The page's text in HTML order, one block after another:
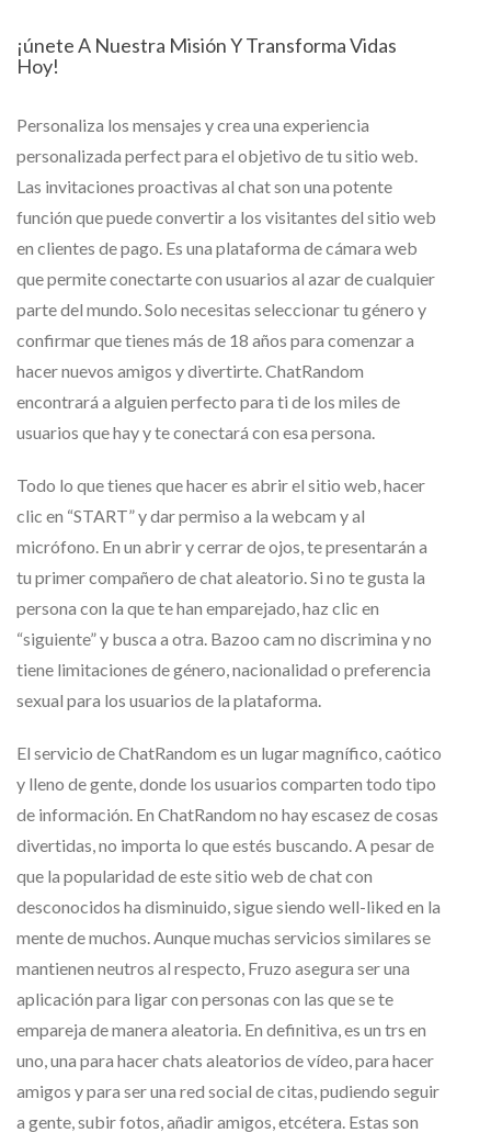
¡únete A Nuestra Misión Y Transforma Vidas
Hoy!
Personaliza los mensajes y crea una experiencia
personalizada perfect para el objetivo de tu sitio web.
Las invitaciones proactivas al chat son una potente
función que puede convertir a los visitantes del sitio web
en clientes de pago. Es una plataforma de cámara web
que permite conectarte con usuarios al azar de cualquier
parte del mundo. Solo necesitas seleccionar tu género y
confirmar que tienes más de 18 años para comenzar a
hacer nuevos amigos y divertirte. ChatRandom
encontrará a alguien perfecto para ti de los miles de
usuarios que hay y te conectará con esa persona.
Todo lo que tienes que hacer es abrir el sitio web, hacer
clic en “START” y dar permiso a la webcam y al
micrófono. En un abrir y cerrar de ojos, te presentarán a
tu primer compañero de chat aleatorio. Si no te gusta la
persona con la que te han emparejado, haz clic en
“siguiente” y busca a otra. Bazoo cam no discrimina y no
tiene limitaciones de género, nacionalidad o preferencia
sexual para los usuarios de la plataforma.
El servicio de ChatRandom es un lugar magnífico, caótico
y lleno de gente, donde los usuarios comparten todo tipo
de información. En ChatRandom no hay escasez de cosas
divertidas, no importa lo que estés buscando. A pesar de
que la popularidad de este sitio web de chat con
desconocidos ha disminuido, sigue siendo well-liked en la
mente de muchos. Aunque muchas servicios similares se
mantienen neutros al respecto, Fruzo asegura ser una
aplicación para ligar con personas con las que se te
empareja de manera aleatoria. En definitiva, es un trs en
uno, una para hacer chats aleatorios de vídeo, para hacer
amigos y para ser una red social de citas, pudiendo seguir
a gente, subir fotos, añadir amigos, etcétera. Estas son